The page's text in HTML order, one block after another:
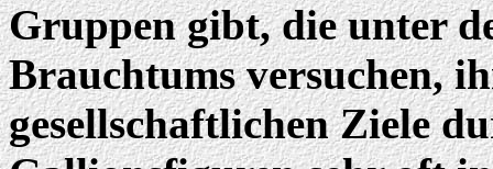
Gruppen gibt, die unter
Brauchtums versuchen,
gesellschaftlichen Ziele